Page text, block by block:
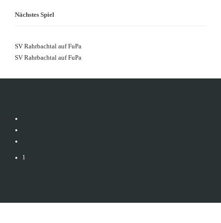
Nächstes Spiel
SV Rahrbachtal auf FuPa
SV Rahrbachtal auf FuPa
1